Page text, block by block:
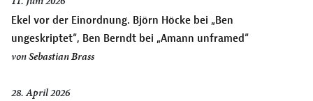
Ekel vor der Einordnung. Björn Höcke bei „Ben
ungeskriptet“, Ben Berndt bei „Amann unframed“
vonSebastian Brass
28. April 2026